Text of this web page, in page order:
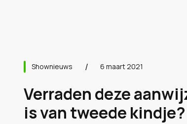
Shownieuws 6 maart 2021
Verraden deze
is van tweede kindje?